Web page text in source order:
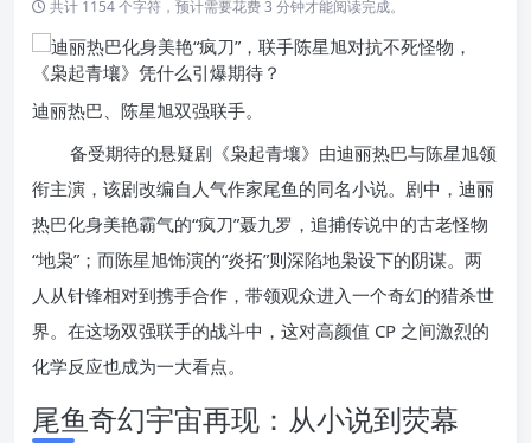
共计 1154 个字符，预计需要花费 3 分钟才能阅读完成。
迪丽热巴、陈星旭双强联手。
备受期待的悬疑剧《枭起青壤》由迪丽热巴与陈星旭领
衔主演，该剧改编自人气作家尾鱼的同名小说。剧中，迪丽
热巴化身美艳霸气的“疯刀”聂九罗，追捕传说中的古老怪物
“地枭”；而陈星旭饰演的“炎拓”则深陷地枭设下的阴谋。两
人从针锋相对到携手合作，带领观众进入一个奇幻的猎杀世
界。在这场双强联手的战斗中，这对高颜值 CP 之间激烈的
化学反应也成为一大看点。
尾鱼奇幻宇宙再现：从小说到荧幕